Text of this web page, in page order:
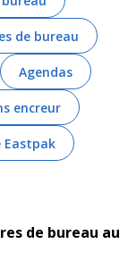
de bureau
Agendas
encreur
Eastpak
de bureau au